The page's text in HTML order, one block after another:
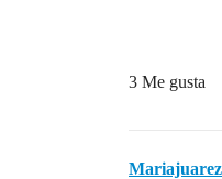
3 Me gusta
Mariajuarez